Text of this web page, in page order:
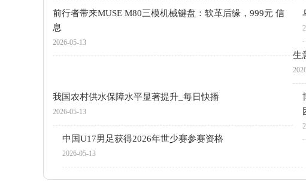
前行者带来MUSE M80三模机械键盘：软革后缘，999元 信
息
2026-05-13
生
我国农村供水保障水平显著提升_每日快播
2026-05-13
中国U17男足获得2026年世少赛参赛资格
2026-05-13